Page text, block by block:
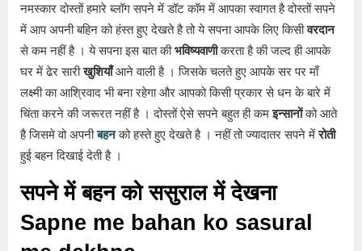
नमस्कार दोस्तों हमारे ब्लॉग सपने में डॉट कॉम में आपका स्वागत है दोस्तों सपने
में आप अपनी बहिन को हंस्त हुए देखते है तो ये सपना आपके लिए किसीवरदान
से कम नहीं है । ये सपना इस बात कीभविष्यवाणीकरता है की जल्द ही आपके
घर में ढेर सारीखुशियाँआने वाली है । जिसके चलते हुए आपके सर पर माँ
लक्ष्मी का आश्रिवाद भी बना रहेगा और आपको किसी प्रकार से धन के बारे में
चिंता करने की जरूरत नहीं है । दोस्तों ऐसे सपने बहुत ही कमइन्सानोंको आते
है जिसमे वो अपनीबहनको हस्ते हुए देखते है । नहीं तो ज्यादातर सपने मेंरोती
हुई बहन दिखाई देती है ।
सपने में बहन को ससुराल में देखना
Sapne me bahan ko sasural